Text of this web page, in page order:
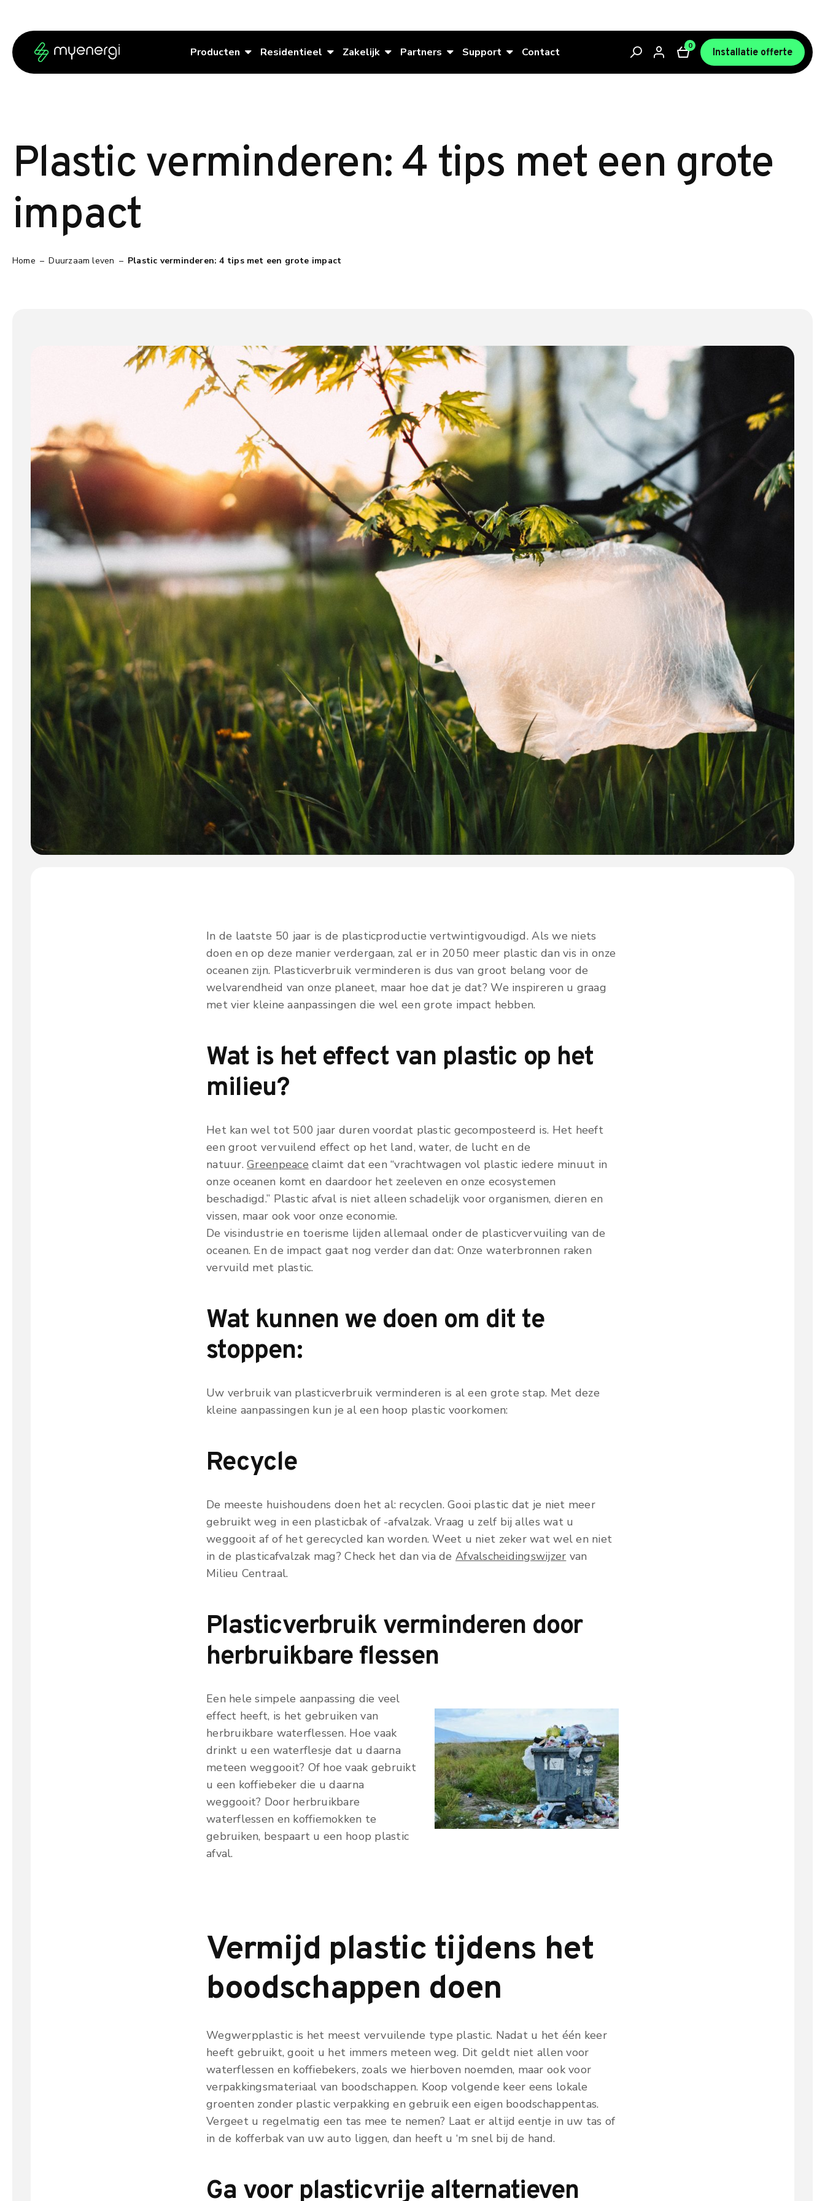
Producten Residentieel Zakelijk Partners Support Contact 0
Installatie offerte
Plastic verminderen: 4 tips met een grote
impact
Home – Duurzaam leven – Plastic verminderen: 4 tips met een grote impact
In de laatste 50 jaar is de plasticproductie vertwintigvoudigd. Als we niets
doen en op deze manier verdergaan, zal er in 2050 meer plastic dan vis in onze
oceanen zijn. Plasticverbruik verminderen is dus van groot belang voor de
welvarendheid van onze planeet, maar hoe dat je dat? We inspireren u graag
met vier kleine aanpassingen die wel een grote impact hebben.
Wat is het effect van plastic op het
milieu?
Het kan wel tot 500 jaar duren voordat plastic gecomposteerd is. Het heeft
een groot vervuilend effect op het land, water, de lucht en de
natuur.Greenpeace claimt dat een “vrachtwagen vol plastic iedere minuut in
onze oceanen komt en daardoor het zeeleven en onze ecosystemen
beschadigd.” Plastic afval is niet alleen schadelijk voor organismen, dieren en
vissen, maar ook voor onze economie.
De visindustrie en toerisme lijden allemaal onder de plasticvervuiling van de
oceanen. En de impact gaat nog verder dan dat: Onze waterbronnen raken
vervuild met plastic.
Wat kunnen we doen om dit te
stoppen:
Uw verbruik van plasticverbruik verminderen is al een grote stap. Met deze
kleine aanpassingen kun je al een hoop plastic voorkomen:
Recycle
De meeste huishoudens doen het al: recyclen. Gooi plastic dat je niet meer
gebruikt weg in een plasticbak of -afvalzak. Vraag u zelf bij alles wat u
weggooit af of het gerecycled kan worden. Weet u niet zeker wat wel en niet
in de plasticafvalzak mag? Check het dan via de Afvalscheidingswijzer van
Milieu Centraal.
Plasticverbruik verminderen door
herbruikbare flessen
Een hele simpele aanpassing die veel
effect heeft, is het gebruiken van
herbruikbare waterflessen. Hoe vaak
drinkt u een waterflesje dat u daarna
meteen weggooit? Of hoe vaak gebruikt
u een koffiebeker die u daarna
weggooit? Door herbruikbare
waterflessen en koffiemokken te
gebruiken, bespaart u een hoop plastic
afval.
Vermijd plastic tijdens het
boodschappen doen
Wegwerpplastic is het meest vervuilende type plastic. Nadat u het één keer
heeft gebruikt, gooit u het immers meteen weg. Dit geldt niet allen voor
waterflessen en koffiebekers, zoals we hierboven noemden, maar ook voor
verpakkingsmateriaal van boodschappen. Koop volgende keer eens lokale
groenten zonder plastic verpakking en gebruik een eigen boodschappentas.
Vergeet u regelmatig een tas mee te nemen? Laat er altijd eentje in uw tas of
in de kofferbak van uw auto liggen, dan heeft u ‘m snel bij de hand.
Ga voor plasticvrije alternatieven